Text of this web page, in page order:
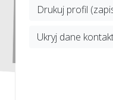
Drukuj profil
Ukryj dane